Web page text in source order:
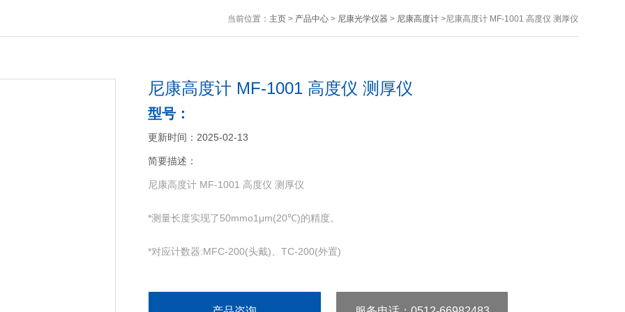
当前位置： 主页> 产品中心> 尼康光学仪器 > 尼康高度计>尼康高度计 MF-1001 高度仪 测厚仪
尼康高度计 MF-1001 高度仪 测厚仪
型号：
更新时间：2025-02-13
简要描述：
尼康高度计 MF-1001 高度仪 测厚仪
*测量长度实现了50mmo1μm(20℃)的精度。
*对应计数器:MFC-200(头戴)、TC-200(外置)